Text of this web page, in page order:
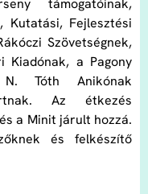
Kutatási, Fejlesztési
Szövetségnek,
Kiadónak, a Pagony
Tóth Anikónak
Az étkezés
a Minit járult hozzá.
és felkészítő